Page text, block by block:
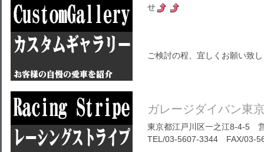
せ
ご検討の程、宜しくお願い致
ガレージダイバン東
東京都江戸川区一之江8-4-5
TEL/03-5607-3344 FAX/03-